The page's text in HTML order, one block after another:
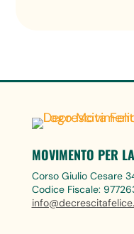
MOVIMENTO PER
Corso Giulio Cesare
Codice Fiscale: